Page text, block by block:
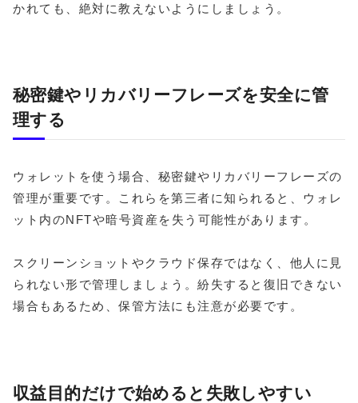
かれても、絶対に教えないようにしましょう。
秘密鍵やリカバリーフレーズを安全に管
理する
ウォレットを使う場合、秘密鍵やリカバリーフレーズの
管理が重要です。これらを第三者に知られると、ウォレ
ット内のNFTや暗号資産を失う可能性があります。
スクリーンショットやクラウド保存ではなく、他人に見
られない形で管理しましょう。紛失すると復旧できない
場合もあるため、保管方法にも注意が必要です。
収益目的だけで始めると失敗しやすい